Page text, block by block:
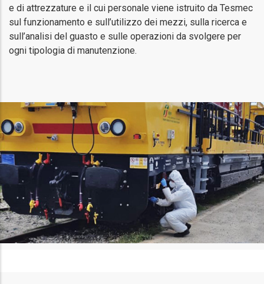
e di attrezzature e il cui personale viene istruito da Tesmec
sul funzionamento e sull’utilizzo dei mezzi, sulla ricerca e
sull’analisi del guasto e sulle operazioni da svolgere per
ogni tipologia di manutenzione.